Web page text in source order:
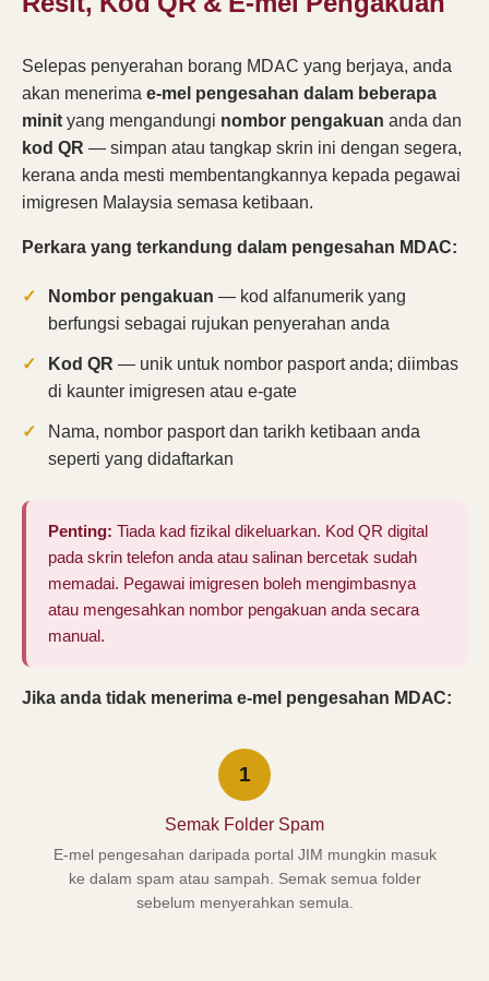
Selepas penyerahan borang MDAC yang berjaya, anda
akan menerimae-mel pengesahan dalam beberapa
minityang mengandungi nombor pengakuan anda dan
kod QR — simpan atau tangkap skrin ini dengan segera,
kerana anda mesti membentangkannya kepada pegawai
imigresen Malaysia semasa ketibaan.
Perkara yang terkandung dalam pengesahan MDAC:
Nombor pengakuan — kod alfanumerik yang
berfungsi sebagai rujukan penyerahan anda
Kod QR — unik untuk nombor pasport anda; diimbas
di kaunter imigresen atau e-gate
Nama, nombor pasport dan tarikh ketibaan anda
seperti yang didaftarkan
Penting: Tiada kad fizikal dikeluarkan. Kod QR digital
pada skrin telefon anda atau salinan bercetak sudah
memadai. Pegawai imigresen boleh mengimbasnya
atau mengesahkan nombor pengakuan anda secara
manual.
Jika anda tidak menerima e-mel pengesahan MDAC:
1
Semak Folder Spam
E-mel pengesahan daripada portal JIM mungkin masuk
ke dalam spam atau sampah. Semak semua folder
sebelum menyerahkan semula.